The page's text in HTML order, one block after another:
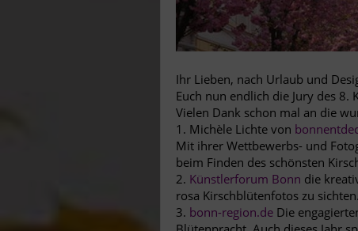
Ihr Lieben, nach Urlaub und
Euch nun endlich die Jury des
Vielen Dank schon mal an die
1. Michèle Lichte von
Mit ihrer Wettbewerbs- und
beim Finden des schönsten
2. Künstlerforum Bonn die
rosa Kirschblütenfotos zu sichten.
3. bonn-region.de Die